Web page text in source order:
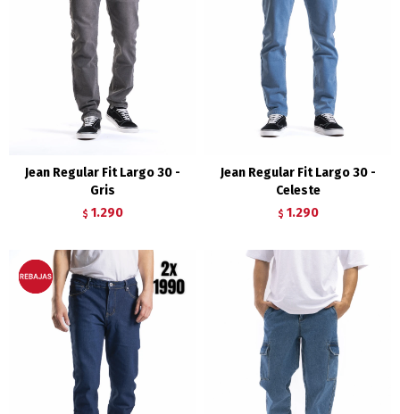
Jean Regular Fit Largo 30 -
Gris
$ 1.290
Jean Regular Fit Largo 30 -
Celeste
$ 1.290